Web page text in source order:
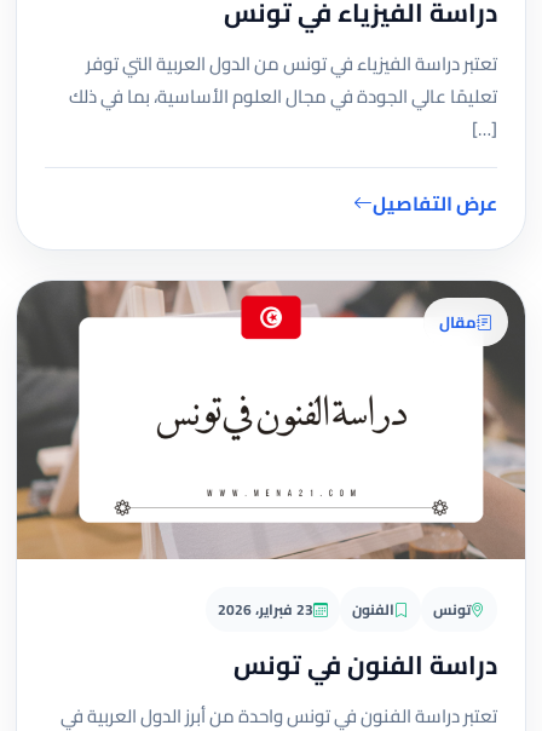
دراسة الفيزياء في تونس
تعتبر دراسة الفيزياء في تونس من الدول العربية التي توفر
تعليمًا عالي الجودة في مجال العلوم الأساسية، بما في ذلك
[…]
عرض التفاصيل
مقال
تونس الفنون 23 فبراير، 2026
دراسة الفنون في تونس
تعتبر دراسة الفنون في تونس واحدة من أبرز الدول العربية في